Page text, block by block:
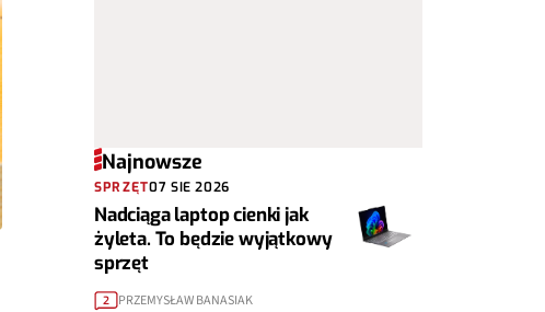
Najnowsze
SPRZĘT07 SIE 2026
Nadciąga laptop cienki jak
żyleta. To będzie wyjątkowy
sprzęt
2 PRZEMYSŁAW BANASIAK